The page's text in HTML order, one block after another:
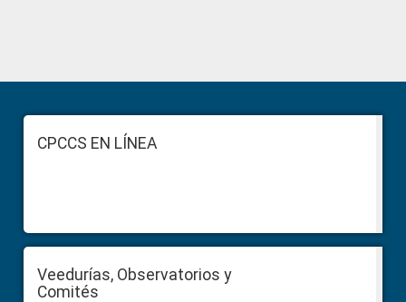
Sidebar
FooterCPCCS EN LÍNEA
Veedurías, Observatorios y
Comités